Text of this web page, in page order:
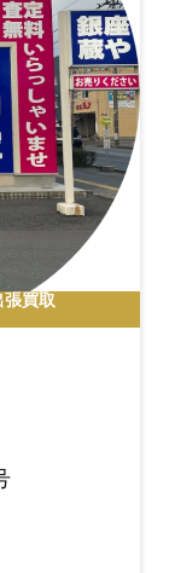
張買取